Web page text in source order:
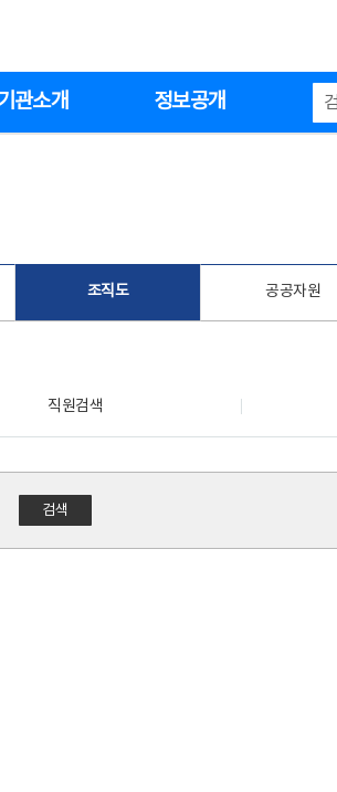
관소개 정보공개
조직도 공공자원
직원검색
검색